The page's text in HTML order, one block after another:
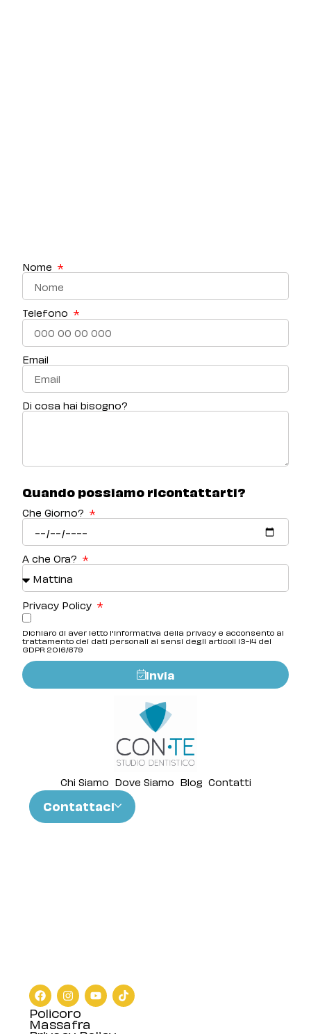
Nome
Telefono
Email
Di cosa hai bisogno?
Quando possiamo ricontattarti?
Che Giorno?
A che Ora?
Privacy Policy
Dichiaro di aver letto l'informativa della privacy e acconsento al
trattamento dei dati personali ai sensi degli articoli 13-14 del
GDPR 2016/679
Invia
Chi Siamo Dove Siamo Blog Contatti
Contattaci
Policoro
Massafra